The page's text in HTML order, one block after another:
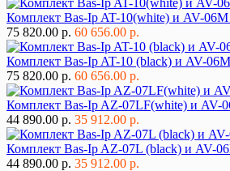
Комплект Bas-Ip AT-10(white) и AV-
75 820.00 р. 60 656.00 р.
Комплект Bas-Ip AT-10 (black) и AV-
75 820.00 р. 60 656.00 р.
Комплект Bas-Ip AZ-07LF(white) и AV-
44 890.00 р. 35 912.00 р.
Комплект Bas-Ip AZ-07L (black) и AV-
44 890.00 р. 35 912.00 р.